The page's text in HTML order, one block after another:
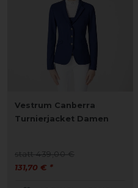
Vestrum Canberra
Turnierjacket Damen
statt 439,00 €
131,70 € *